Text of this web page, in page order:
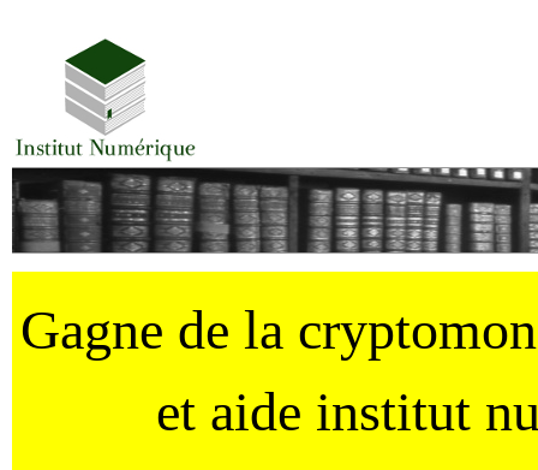
Gagne de la
et aide institut